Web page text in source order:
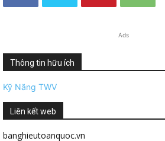
Ads
Thông tin hữu ích
Kỹ Năng TWV
Liên kết web
banghieutoanquoc.vn